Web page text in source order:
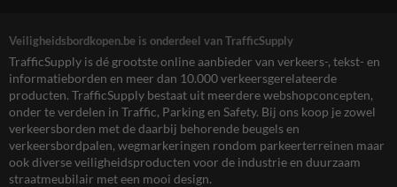
Veiligheidsbordkopen.be is onderdeel van TrafficSupply
TrafficSupply is dé grootste online aanbieder van verkeers-, tekst- en
informatieborden en meer dan 10.000 verkeersgerelateerde
producten. TrafficSupply bestaat uit meerdere webshopconcepten,
onder te verdelen in Traffic, Parking en Safety. Bij ons koop je zowel
verkeersborden met de daarbij behorende beugels en
verkeersbordpalen, wegmarkeringen rondom parkeerterreinen maar
ook diverse veiligheidsproducten voor de industrie en duurzaam
straatmeubilair met een mooi design.